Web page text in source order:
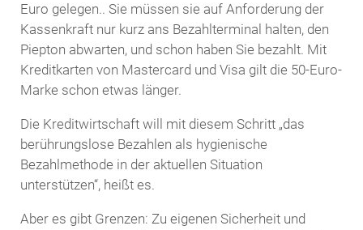
Euro gelegen.. Sie müssen sie auf Anforderung der
Kassenkraft nur kurz ans Bezahlterminal halten, den
Piepton abwarten, und schon haben Sie bezahlt. Mit
Kreditkarten von Mastercard und Visa gilt die 50-Euro-
Marke schon etwas länger.
Die Kreditwirtschaft will mit diesem Schritt „das
berührungslose Bezahlen als hygienische
Bezahlmethode in der aktuellen Situation
unterstützen“, heißt es.
Aber es gibt Grenzen: Zu eigenen Sicherheit und